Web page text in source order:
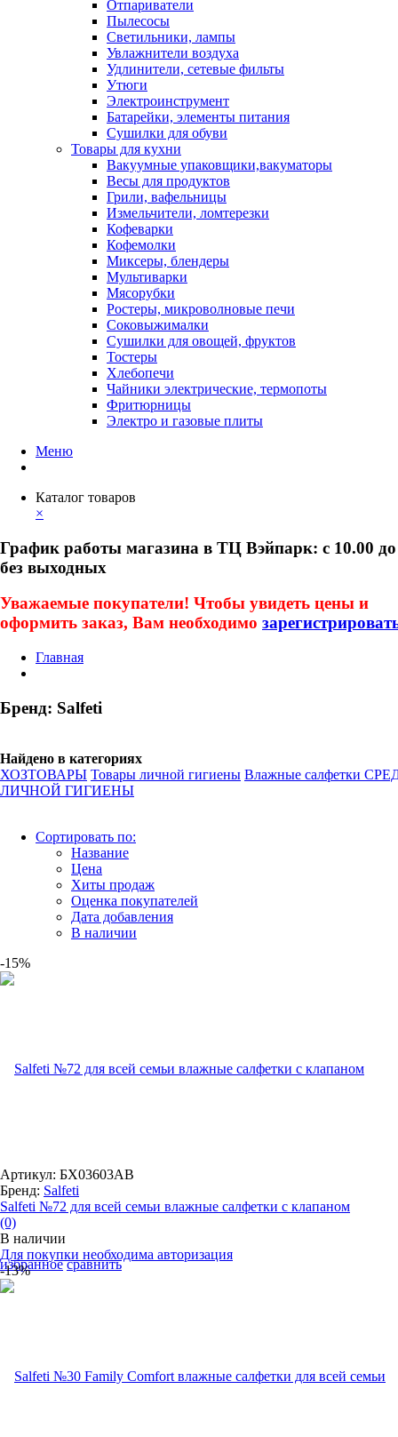
Отпариватели
Пылесосы
Светильники, лампы
Увлажнители воздуха
Удлинители, сетевые фильты
Утюги
Электроинструмент
Батарейки, элементы питания
Сушилки для обуви
Товары для кухни
Вакуумные упаковщики,вакуматоры
Весы для продуктов
Грили, вафельницы
Измельчители, ломтерезки
Кофеварки
Кофемолки
Миксеры, блендеры
Мультиварки
Мясорубки
Ростеры, микроволновые печи
Соковыжималки
Сушилки для овощей, фруктов
Тостеры
Хлебопечи
Чайники электрические, термопоты
Фритюрницы
Электро и газовые плиты
Меню
Каталог товаров
×
График работы магазина в ТЦ Вэйпарк: с 10.00 до
без выходных
Уважаемые покупатели! Чтобы увидеть цены и
оформить заказ, Вам необходимо
Главная
Бренд: Salfeti
Найдено в категориях
ХОЗТОВАРЫ Товары личной гигиены Влажные салфетки
ЛИЧНОЙ ГИГИЕНЫ
Сортировать по:
Название
Цена
Хиты продаж
Оценка покупателей
Дата добавления
В наличии
-15%
избранное сравнить
Артикул: БХ03603АВ
Бренд: Salfeti
Salfeti №72 для всей семьи влажные салфетки с клапаном
(0)
В наличии
Для покупки необходима авторизация
-13%